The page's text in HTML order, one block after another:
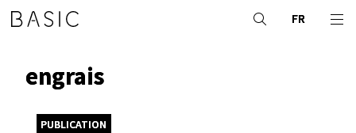
FR
engrais
PUBLICATION